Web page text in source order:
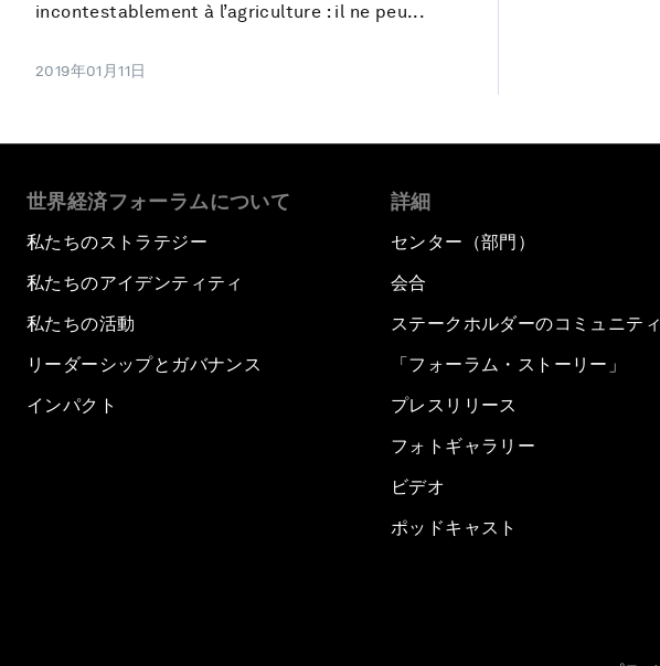
incontestablement à l’agriculture : il ne peu...
2019年01月11日
世界経済フォーラムについて
私たちのストラテジー
私たちのアイデンティティ
私たちの活動
リーダーシップとガバナンス
インパクト
詳細
センター（部門）
会合
ステークホルダーのコミュニティ
「フォーラム・ストーリー」
プレスリリース
フォトギャラリー
ビデオ
ポッドキャスト